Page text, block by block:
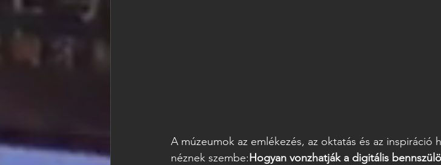
A múzeumok az emlékezés, az oktatás és az inspiráció
néznek szembe:Hogyan vonzhatják a digitális